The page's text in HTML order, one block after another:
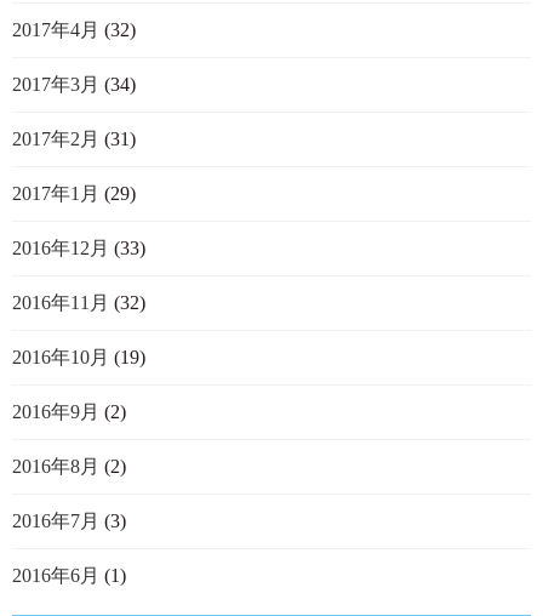
2017年4月 (32)
2017年3月 (34)
2017年2月 (31)
2017年1月 (29)
2016年12月 (33)
2016年11月 (32)
2016年10月 (19)
2016年9月 (2)
2016年8月 (2)
2016年7月 (3)
2016年6月 (1)